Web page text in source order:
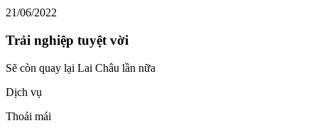
21/06/2022
Trải nghiệp tuyệt vời
Sẽ còn quay lại Lai Châu lần nữa
Dịch vụ
Thoải mái